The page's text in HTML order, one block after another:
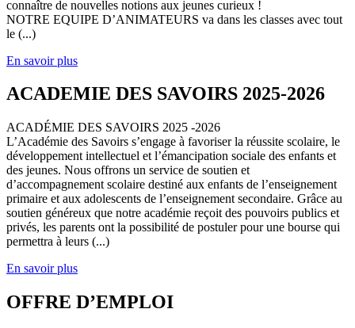
connaître de nouvelles notions aux jeunes curieux !
NOTRE EQUIPE D’ANIMATEURS va dans les classes avec tout
le (...)
En savoir plus
ACADEMIE DES SAVOIRS 2025-2026
ACADÉMIE DES SAVOIRS 2025 -2026
L’Académie des Savoirs s’engage à favoriser la réussite scolaire, le
développement intellectuel et l’émancipation sociale des enfants et
des jeunes. Nous offrons un service de soutien et
d’accompagnement scolaire destiné aux enfants de l’enseignement
primaire et aux adolescents de l’enseignement secondaire. Grâce au
soutien généreux que notre académie reçoit des pouvoirs publics et
privés, les parents ont la possibilité de postuler pour une bourse qui
permettra à leurs (...)
En savoir plus
OFFRE D’EMPLOI